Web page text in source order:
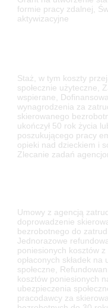
formie pracy zdalnej,
aktywizacyjne
Staż, w tym koszty
społecznie użyteczne,
wspierane,
wynagrodzenia za
skierowanego
ukończył 50 rok życia
poszukującego pracy
opieki nad dzieckiem i
Zlecanie zadań
Umowy z agencją
doprowadzenie
bezrobotnego do
Jednorazowe
poniesionych kosztów z
opłaconych składek na
społeczne,
kosztów poniesionych
ubezpieczenia
pracodawcy za